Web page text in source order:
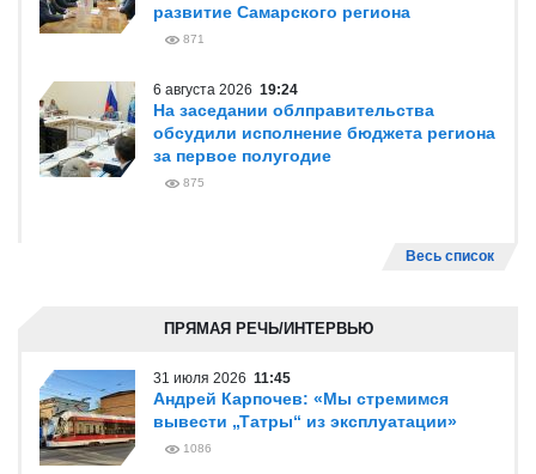
развитие Самарского региона
871
6 августа 2026 19:24
На заседании облправительства
обсудили исполнение бюджета региона
за первое полугодие
875
Весь список
ПРЯМАЯ РЕЧЬ/ИНТЕРВЬЮ
31 июля 2026 11:45
Андрей Карпочев: «Мы стремимся
вывести „Татры“ из эксплуатации»
1086